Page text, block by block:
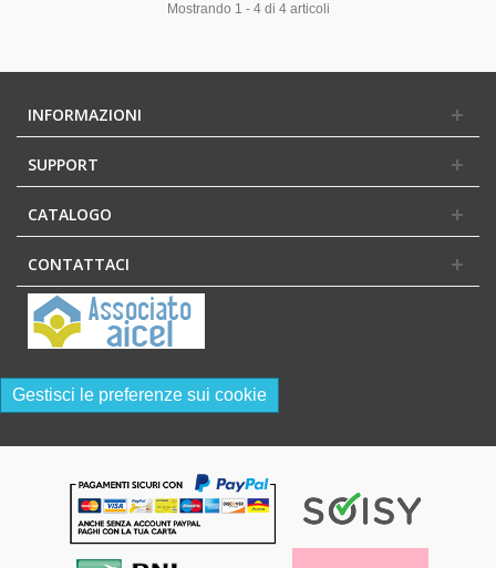
Mostrando 1 - 4 di 4 articoli
INFORMAZIONI
SUPPORT
CATALOGO
CONTATTACI
Gestisci le preferenze sui cookie